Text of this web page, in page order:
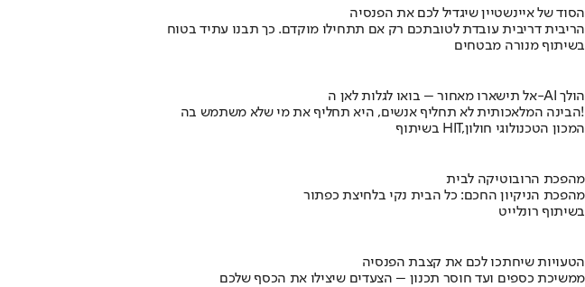
הסוד של איינשטיין שיגדיל לכם את הפנסיה
הריבית דריבית עובדת לטובתכם רק אם תתחילו מוקדם. כך תבנו עתיד בטוח
בשיתוף מנורה מבטחים
אל תישארו מאחור – בואו לגלות לאן ה-AI הולך
הבינה המלאכותית לא תחליף אנשים, היא תחליף את מי שלא משתמש בה!
בשיתוף HIT,המכון הטכנולוגי חולון
מהפכת הרובוטיקה לבית
מהפכת הניקיון החכם: כל הבית נקי בלחיצת כפתור
בשיתוף רונלייט
הטעויות שיחתכו לכם את קצבת הפנסיה
ממשיכת כספים ועד חוסר תכנון – הצעדים שיצילו את הכסף שלכם